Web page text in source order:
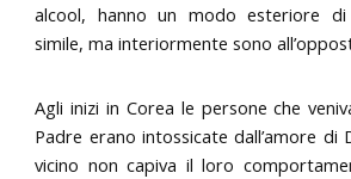
alcool, hanno un modo esteriore
simile, ma interiormente sono
Agli inizi in Corea le persone che
Padre erano intossicate dall’amore di
vicino non capiva il loro